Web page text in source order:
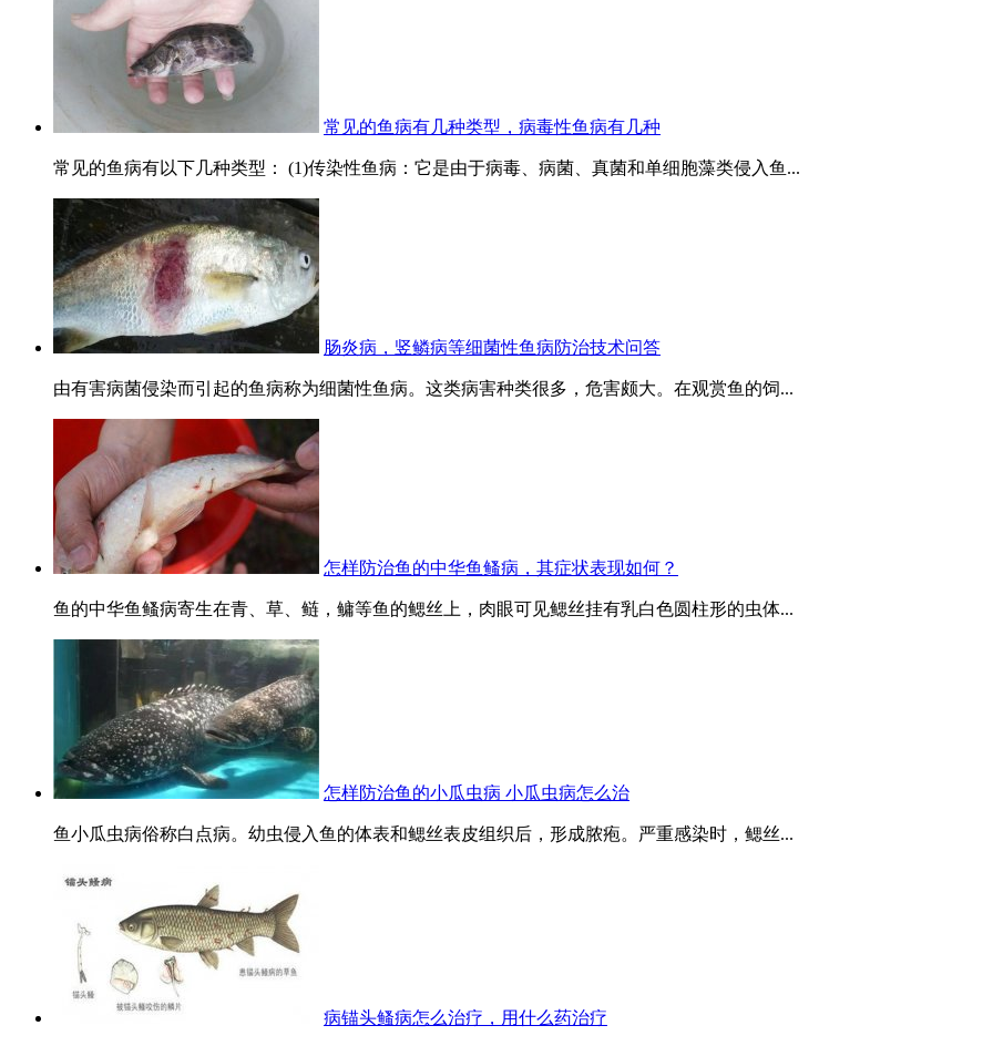
常见的鱼病有几种类型，病毒性鱼病有几种
常见的鱼病有以下几种类型： (1)传染性鱼病：它是由于病毒、病菌、真菌和单细胞藻类侵入鱼...
肠炎病，竖鳞病等细菌性鱼病防治技术问答
由有害病菌侵染而引起的鱼病称为细菌性鱼病。这类病害种类很多，危害颇大。在观赏鱼的饲...
怎样防治鱼的中华鱼鳋病，其症状表现如何？
鱼的中华鱼鳋病寄生在青、草、鲢，鳙等鱼的鳃丝上，肉眼可见鳃丝挂有乳白色圆柱形的虫体...
怎样防治鱼的小瓜虫病 小瓜虫病怎么治
鱼小瓜虫病俗称白点病。幼虫侵入鱼的体表和鳃丝表皮组织后，形成脓疱。严重感染时，鳃丝...
病锚头鳋病怎么治疗，用什么药治疗